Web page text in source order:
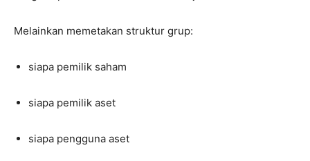
Melainkan memetakan struktur grup:
siapa pemilik saham
siapa pemilik aset
siapa pengguna aset